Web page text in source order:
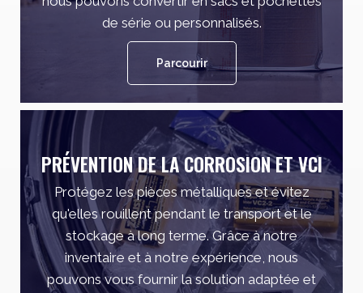
de série ou personnalisés.
Parcourir
PRÉVENTION DE LA CORROSION ET VCI
Protégez les pièces métalliques et évitez
qu'elles rouillent pendant le transport et le
stockage à long terme. Grâce à notre
inventaire et à notre expérience, nous
pouvons vous fournir la solution adaptée et